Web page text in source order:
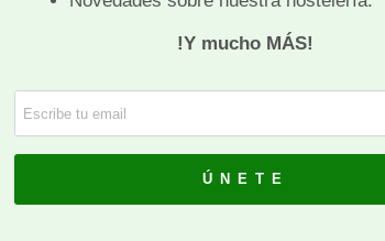
Tesoro de Andalucía:
y desarrollo del libro, incluye un